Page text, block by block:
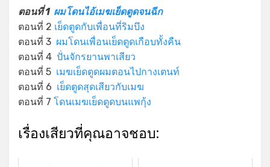
ตอนที่ 1 ผมโดนไอ้เมฆเย็ดตูดจนฉีก
ตอนที่ 2 เย็ดตูดกับเพื่อนที่ริมบึง
ตอนที่ 3 ผมโดนเพื่อนเย็ดตูดเกือบทั้งคืน
ตอนที่ 4 ปั่นจักรยานพาเสียว
ตอนที่ 5 เมฆเย็ดตูดผมตอนไปกางเตนท์
ตอนที่ 6 เย็ดตูดสุดเสียวกับเมฆ
ตอนที่ 7 โดนเมฆเย็ดตูดบนแพกุ้ง
เรื่องเสียวที่คุณอาจชอบ: